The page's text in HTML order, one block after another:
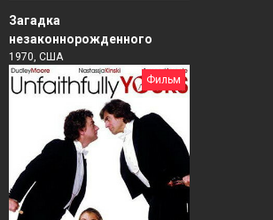
Загадка
незаконнорожденного
1970, США
Фильм